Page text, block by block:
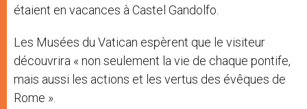
étaient en vacances à Castel Gandolfo.
Les Musées du Vatican espèrent que le visiteur
découvrira « non seulement la vie de chaque pontife,
mais aussi les actions et les vertus des évêques de
Rome ».